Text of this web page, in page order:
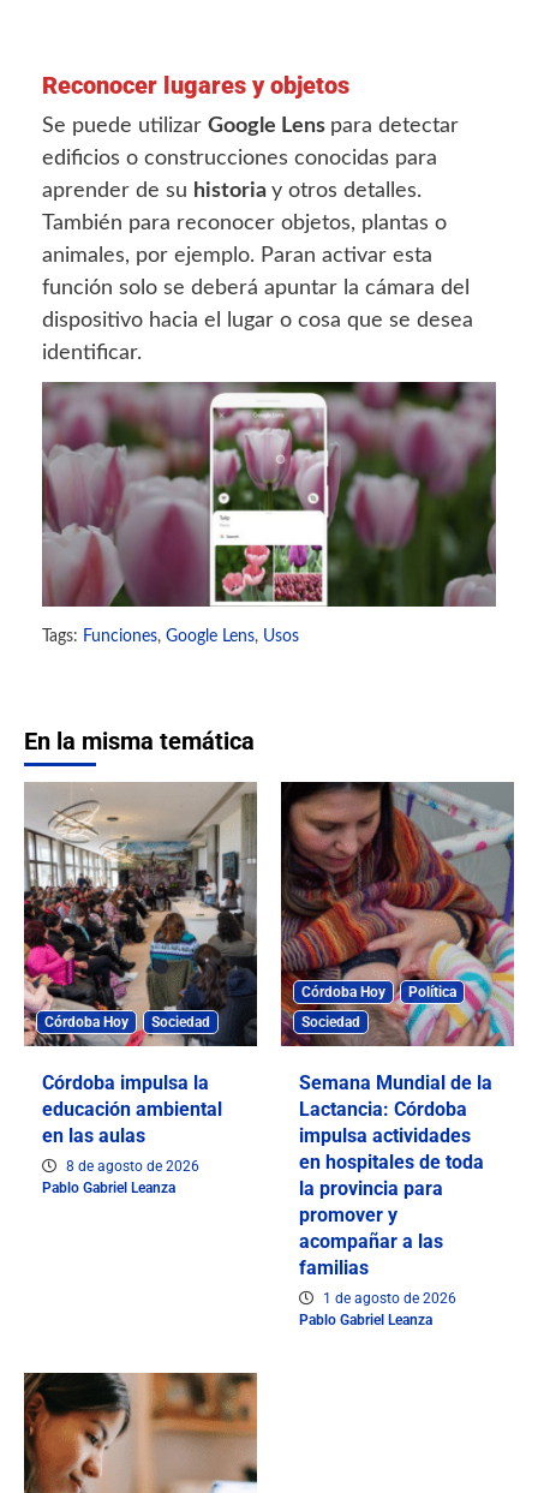
Reconocer lugares y objetos
Se puede utilizar Google Lens para detectar
edificios o construcciones conocidas para
aprender de su historia y otros detalles.
También para reconocer objetos, plantas o
animales, por ejemplo. Paran activar esta
función solo se deberá apuntar la cámara del
dispositivo hacia el lugar o cosa que se desea
identificar.
Tags: Funciones, Google Lens, Usos
En la misma temática
Córdoba Hoy Sociedad
Córdoba impulsa la
educación ambiental
en las aulas
8 de agosto de 2026
Pablo Gabriel Leanza
Córdoba Hoy
Política
Sociedad
Semana Mundial de la
Lactancia: Córdoba
impulsa actividades
en hospitales de toda
la provincia para
promover y
acompañar a las
familias
1 de agosto de 2026
Pablo Gabriel Leanza